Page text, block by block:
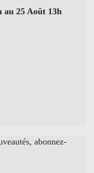
au 25 Août 13h
abonnez-